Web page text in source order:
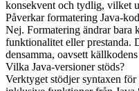
konsekvent och tydlig, vilket
Påverkar formatering Java-
Nej. Formatering ändrar bara
funktionalitet eller prestanda.
densamma, oavsett
Vilka Java-versioner stöds?
Verktyget stödjer syntaxen